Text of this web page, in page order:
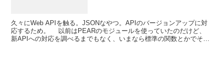
久々にWeb APIを触る。JSONなやつ。APIのバージョンアップに対
応するため。 以前はPEARのモジュールを使っていたのだけど、
新APIへの対応を調べるまでもなく、いまなら標準の関数とかでその